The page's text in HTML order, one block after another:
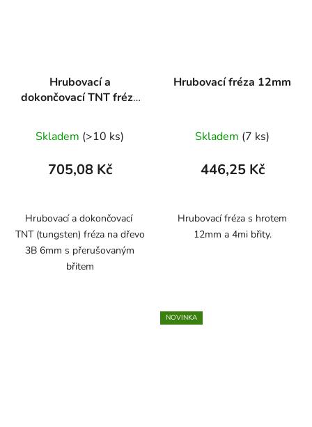
Hrubovací a
dokončovací TNT fréza
břitem 6mm
Skladem (>10 ks)
705,08 Kč
Hrubovací a dokončovací
TNT (tungsten) fréza na dřevo
3B 6mm s přerušovaným
břitem
Hrubovací fréza 12mm
Skladem (7 ks)
446,25 Kč
Hrubovací fréza s hrotem
12mm a 4mi břity.
NOVINKA